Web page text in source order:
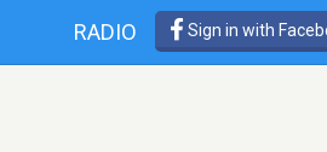
RADIO Sign in with